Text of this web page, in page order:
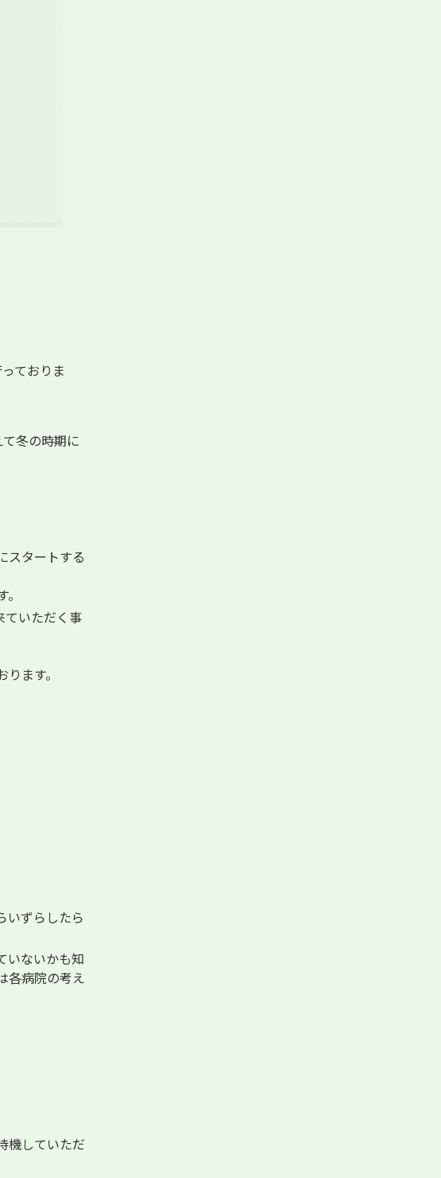
ておりま
冬の時期に
スタートする
ていただく事
ます。
いずらしたら
いないかも知
各病院の考え
機していただ